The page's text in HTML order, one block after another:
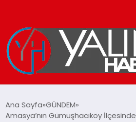
Ana Sayfa GÜNDEM
Amasya’nın Gümüşhacıköy